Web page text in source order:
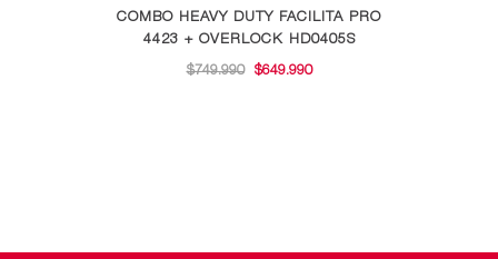
COMBO HEAVY DUTY FACILITA PRO
4423 + OVERLOCK HD0405S
$749.990 EL
$649.990EL